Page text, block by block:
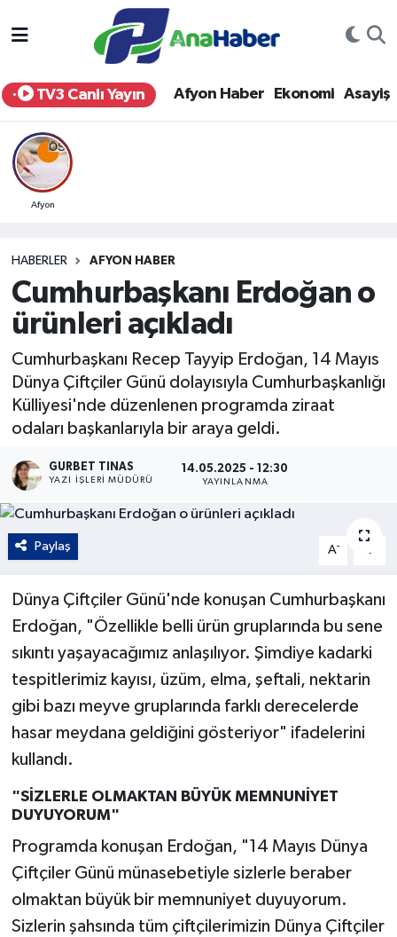
TV3 Canlı Yayın Afyon Haber Ekonomi Asayiş
Afyon
HABERLER AFYON HABER
Cumhurbaşkanı Erdoğan o
ürünleri açıkladı
Cumhurbaşkanı Recep Tayyip Erdoğan, 14 Mayıs
Dünya Çiftçiler Günü dolayısıyla Cumhurbaşkanlığı
Külliyesi'nde düzenlenen programda ziraat
odaları başkanlarıyla bir araya geldi.
GURBET TINAS
YAZI İŞLERI MÜDÜRÜ
14.05.2025 - 12:30
YAYINLANMA
Paylaş A- A
Dünya Çiftçiler Günü'nde konuşan Cumhurbaşkanı
Erdoğan, "Özellikle belli ürün gruplarında bu sene
sıkıntı yaşayacağımız anlaşılıyor. Şimdiye kadarki
tespitlerimiz kayısı, üzüm, elma, şeftali, nektarin
gibi bazı meyve gruplarında farklı derecelerde
hasar meydana geldiğini gösteriyor" ifadelerini
kullandı.
"SİZLERLE OLMAKTAN BÜYÜK MEMNUNİYET
DUYUYORUM"
Programda konuşan Erdoğan, "14 Mayıs Dünya
Çiftçiler Günü münasebetiyle sizlerle beraber
olmaktan büyük bir memnuniyet duyuyorum.
Sizlerin şahsında tüm çiftçilerimizin Dünya Çiftçiler
Yurt Haber
Afyon Haber
Ekonomi
Siyaset
Eğitim
Sağlık
Teknoloji
Kültür - Sanat
Yaşam
Afyonkarahisar Nöbetçi Eczaneler
Afyonkarahisar Hava Durumu
Afyonkarahisar Namaz Vakitleri
Afyonkarahisar Trafik Yoğunluk Haritası
Tüm Manşetler
Son Dakika Haberleri
Haber Arşivi